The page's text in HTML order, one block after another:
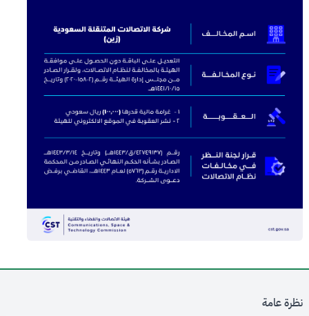
نظرة عامة